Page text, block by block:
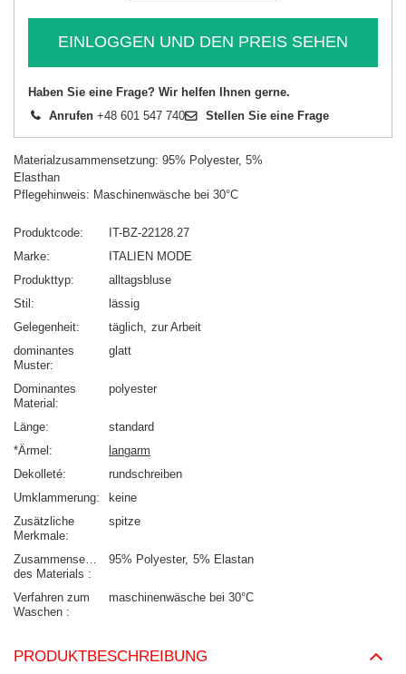
EINLOGGEN UND DEN PREIS SEHEN
Haben Sie eine Frage? Wir helfen Ihnen gerne.
Anrufen +48 601 547 740 Stellen Sie eine Frage
Materialzusammensetzung: 95% Polyester, 5%
Elasthan
Pflegehinweis: Maschinenwäsche bei 30°C
Produktcode
IT-BZ-22128.27
Marke
ITALIEN MODE
Produkttyp
alltagsbluse
Stil
lässig
Gelegenheit
täglich zur Arbeit
dominantes
Muster
glatt
Dominantes
Material
polyester
Länge
standard
*Ärmel
langarm
Dekolleté
rundschreiben
Umklammerung
keine
Zusätzliche
Merkmale
spitze
Zusammensetzung
des Materials
95% Polyester 5% Elastan
Verfahren zum
Waschen
maschinenwäsche bei 30°C
PRODUKTBESCHREIBUNG